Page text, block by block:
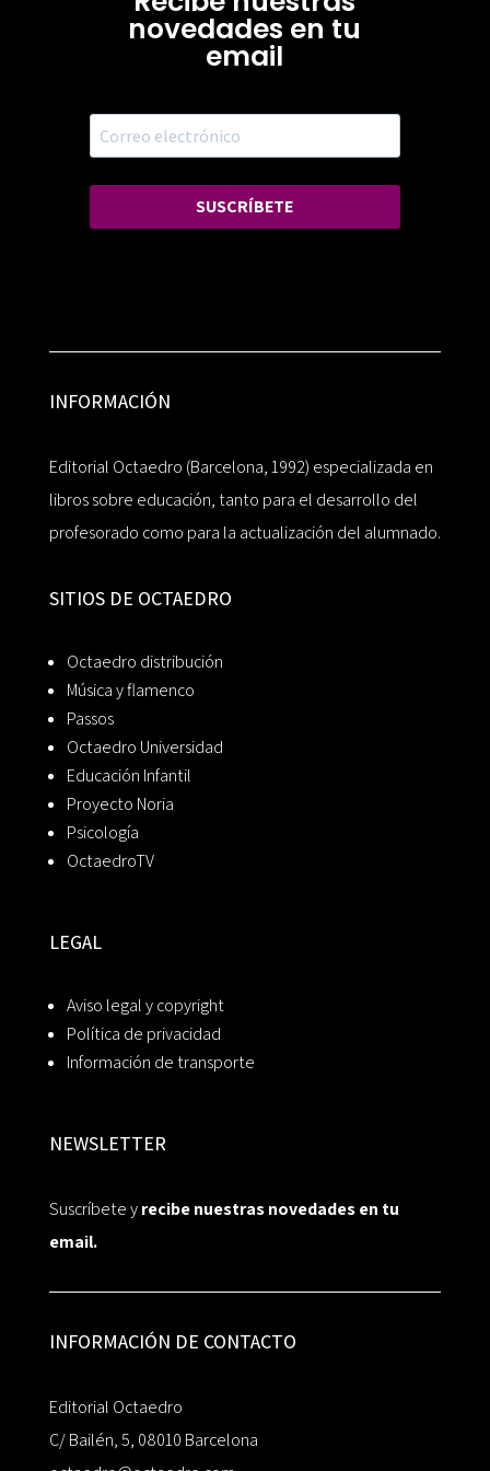
novedades en tu
email
SUSCRÍBETE
INFORMACIÓN
Editorial Octaedro (Barcelona, 1992) especializada en
libros sobre educación, tanto para el desarrollo del
profesorado como para la actualización del alumnado.
SITIOS DE OCTAEDRO
Octaedro distribución
Música y flamenco
Passos
Octaedro Universidad
Educación Infantil
Proyecto Noria
Psicología
OctaedroTV
LEGAL
Aviso legal y copyright
Política de privacidad
Información de transporte
NEWSLETTER
Suscríbete yrecibe nuestras novedades en tu
email.
INFORMACIÓN DE CONTACTO
Editorial Octaedro
C/ Bailén, 5, 08010 Barcelona